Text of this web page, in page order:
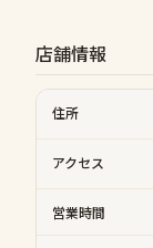
店舗情報
住所
アクセス
営業時間